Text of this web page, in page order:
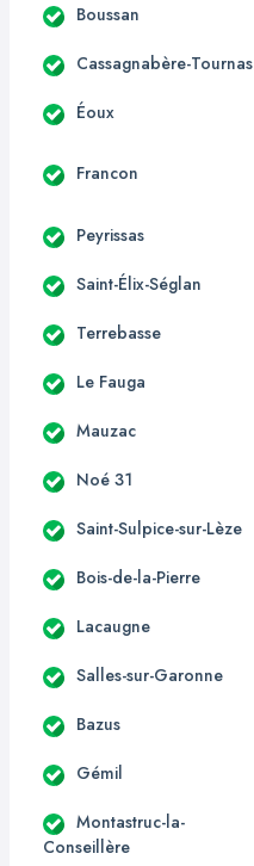
Boussan
Cassagnabère-Tournas
Éoux
Francon
Peyrissas
Saint-Élix-Séglan
Terrebasse
Le Fauga
Mauzac
Noé 31
Saint-Sulpice-sur-Lèze
Bois-de-la-Pierre
Lacaugne
Salles-sur-Garonne
Bazus
Gémil
Montastruc-la-
Conseillère